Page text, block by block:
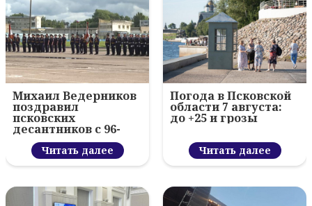
Михаил Ведерников
поздравил
псковских
десантников с 96-
летием ВДВ и
вручил награды
Читать далее
Погода в Псковской
области 7 августа:
до +25 и грозы
Читать далее